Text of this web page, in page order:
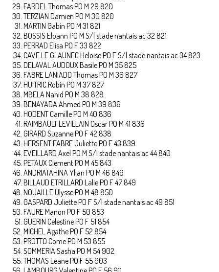
FARDEL Thomas PO M 29 820
TERZIAN Damien PO M 30 820
MARTIN Gabin PO M 31 821
BOSSIS Eloann PO M S/l stade nantais ac 32 821
PERRAD Elisa PO F 33 822
CAVE LE GLAUNEC Heloise PO F S/l stade nantais ac 34 823
DELAVAL AUDOUX Basile PO M 35 825
FABRE LANIADO Thomas PO M 36 827
HUITRIC Robin PO M 37 827
MBELA Nahid PO M 38 828
BENAYADA Ahmed PO M 39 836
HODENT Camille PO M 40 836
RAIMBAULT LEVILLAIN Oscar PO M 41 836
GIRARD Suzanne PO F 42 838
HERSENT FABRE Juliette PO F 43 839
EVEILLARD Axel PO M S/l stade nantais ac 44 840
PETAUX Clement PO M 45 843
ANDRIATAHINA Ylian PO M 46 849
BILLAUD ETRILLARD Lalie PO F 47 849
NOUAILLE Ulysse PO M 48 850
GASPARD Juliette PO F S/l stade nantais ac 49 851
FAURE Manon PO F 50 853
GUERIN Celestine PO F 51 854
MICHEL Agathe PO F 52 854
PROTTO Come PO M 53 855
SOMMERIA Sasha PO M 54 902
THOMAS Leane PO F 55 903